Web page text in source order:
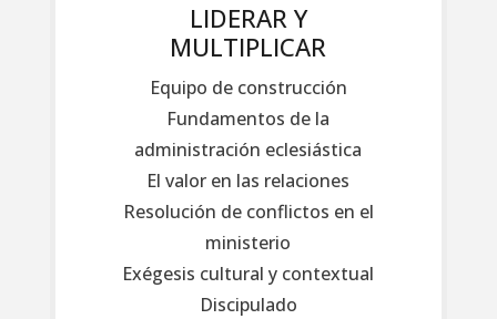
LIDERAR Y
MULTIPLICAR
Equipo de construcción
Fundamentos de la
administración eclesiástica
El valor en las relaciones
Resolución de conflictos en el
ministerio
Exégesis cultural y contextual
Discipulado